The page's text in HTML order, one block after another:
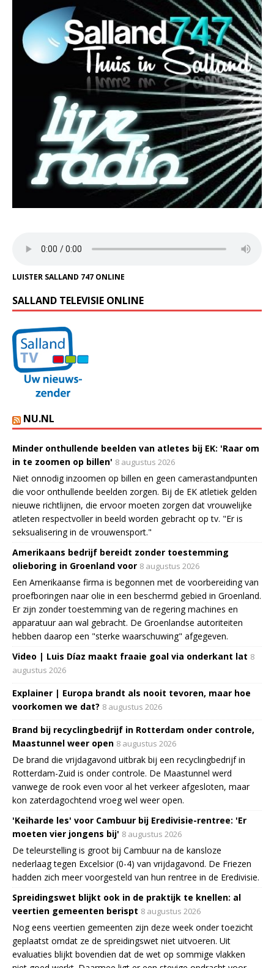
LUISTER SALLAND 747 ONLINE
SALLAND TELEVISIE ONLINE
NU.NL
Minder onthullende beelden van atletes bij EK: 'Raar om
in te zoomen op billen' 8 augustus 2026
Niet onnodig inzoomen op billen en geen camerastandpunten
die voor onthullende beelden zorgen. Bij de EK atletiek gelden
nieuwe richtlijnen, die ervoor moeten zorgen dat vrouwelijke
atleten respectvoller in beeld worden gebracht op tv. "Er is
seksualisering in de vrouwensport."
Amerikaans bedrijf bereidt zonder toestemming
olieboring in Groenland voor 8 augustus 2026
Een Amerikaanse firma is begonnen met de voorbereiding van
proefboringen naar olie in een beschermd gebied in Groenland.
Er zijn zonder toestemming van de regering machines en
apparatuur aan wal gebracht. De Groenlandse autoriteiten
hebben daarop een "sterke waarschuwing" afgegeven.
Video | Luis Díaz maakt fraaie goal via onderkant lat 8
augustus 2026
Explainer | Europa brandt als nooit tevoren, maar hoe
voorkomen we dat? 8 augustus 2026
Brand bij recyclingbedrijf in Rotterdam onder controle,
Maastunnel weer open 8 augustus 2026
De brand die vrijdagavond uitbrak bij een recyclingbedrijf in
Rotterdam-Zuid is onder controle. De Maastunnel werd
vanwege de rook even voor al het verkeer afgesloten, maar
kon zaterdagochtend vroeg wel weer open.
'Keiharde les' voor Cambuur bij Eredivisie-rentree: 'Er
moeten vier jongens bij' 8 augustus 2026
De teleurstelling is groot bij Cambuur na de kansloze
nederlaag tegen Excelsior (0-4) van vrijdagavond. De Friezen
hadden zich meer voorgesteld van hun rentree in de Eredivisie.
Spreidingswet blijkt ook in de praktijk te knellen: al
veertien gemeenten berispt 8 augustus 2026
Nog eens veertien gemeenten zijn deze week onder toezicht
geplaatst omdat ze de spreidingswet niet uitvoeren. Uit
evaluaties blijkt bovendien dat de wet op sommige vlakken